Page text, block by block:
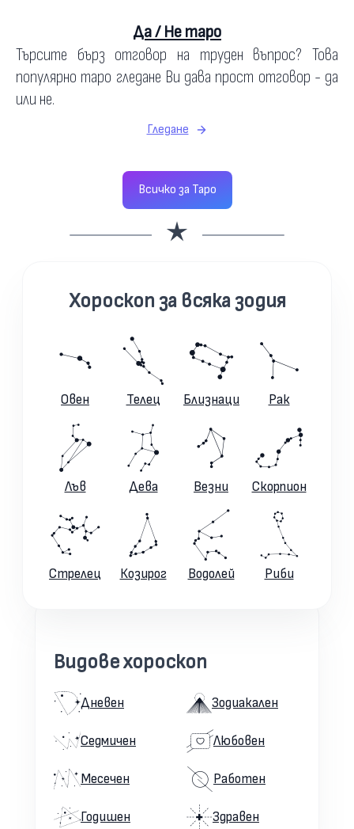
Да / Не таро
Търсите бърз отговор на труден въпрос? Това
популярно таро гледане Ви дава прост отговор - да
или не.
Гледане
Всичко за Таро
Хороскоп за всяка зодия
Овен Телец Близнаци Рак
Лъв Дева Везни Скорпион
Стрелец Козирог Водолей Риби
Видове хороскоп
Дневен
Седмичен
Месечен
Годишен
Зодиакален
Любовен
Работен
Здравен